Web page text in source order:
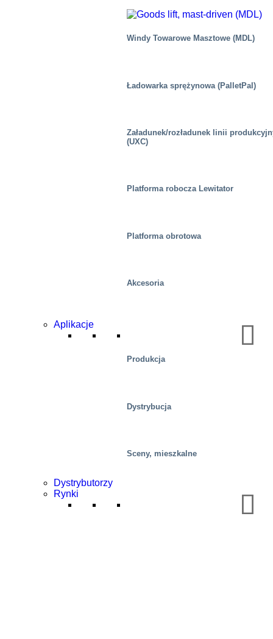
Chemiczny
Centra dystrybucyjne/magazyny
Windy Towarowe Masztowe (MDL)
Ładowarka sprężynowa (PalletPal)
Załadunek/rozładunek linii
(UXC)
Platforma robocza Lewitator
Platforma obrotowa
Akcesoria
Aplikacje
Produkcja
Dystrybucja
Sceny, mieszkalne
Dystrybutorzy
Rynki